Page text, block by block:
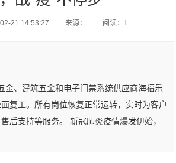
21 14:53:27 来源： 阅读：1
金、建筑五金和电子门禁系统供应商海福乐
复工。所有岗位恢复正常运转，实时为客户
后支持等服务。 新冠肺炎疫情爆发伊始，